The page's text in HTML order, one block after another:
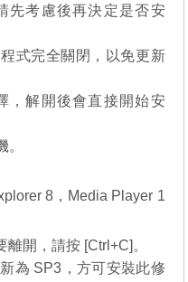
先考慮後再決定是否安
式完全關閉，以免更新
，解開後會直接開始安
8 ， Media Player 1
開，請按 [Ctrl+C]。
為 SP3，方可安裝此修